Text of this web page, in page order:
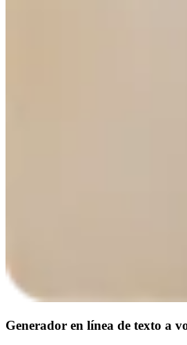
Generador en línea de texto a